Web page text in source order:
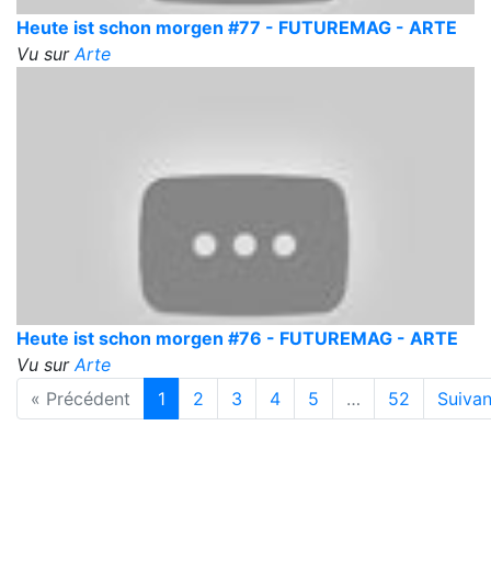
Heute ist schon morgen #77 - FUTUREMAG - ARTE
Vu surArte
Heute ist schon morgen #76 - FUTUREMAG - ARTE
Vu surArte
« Précédent
1 2 3 4 5 … 52